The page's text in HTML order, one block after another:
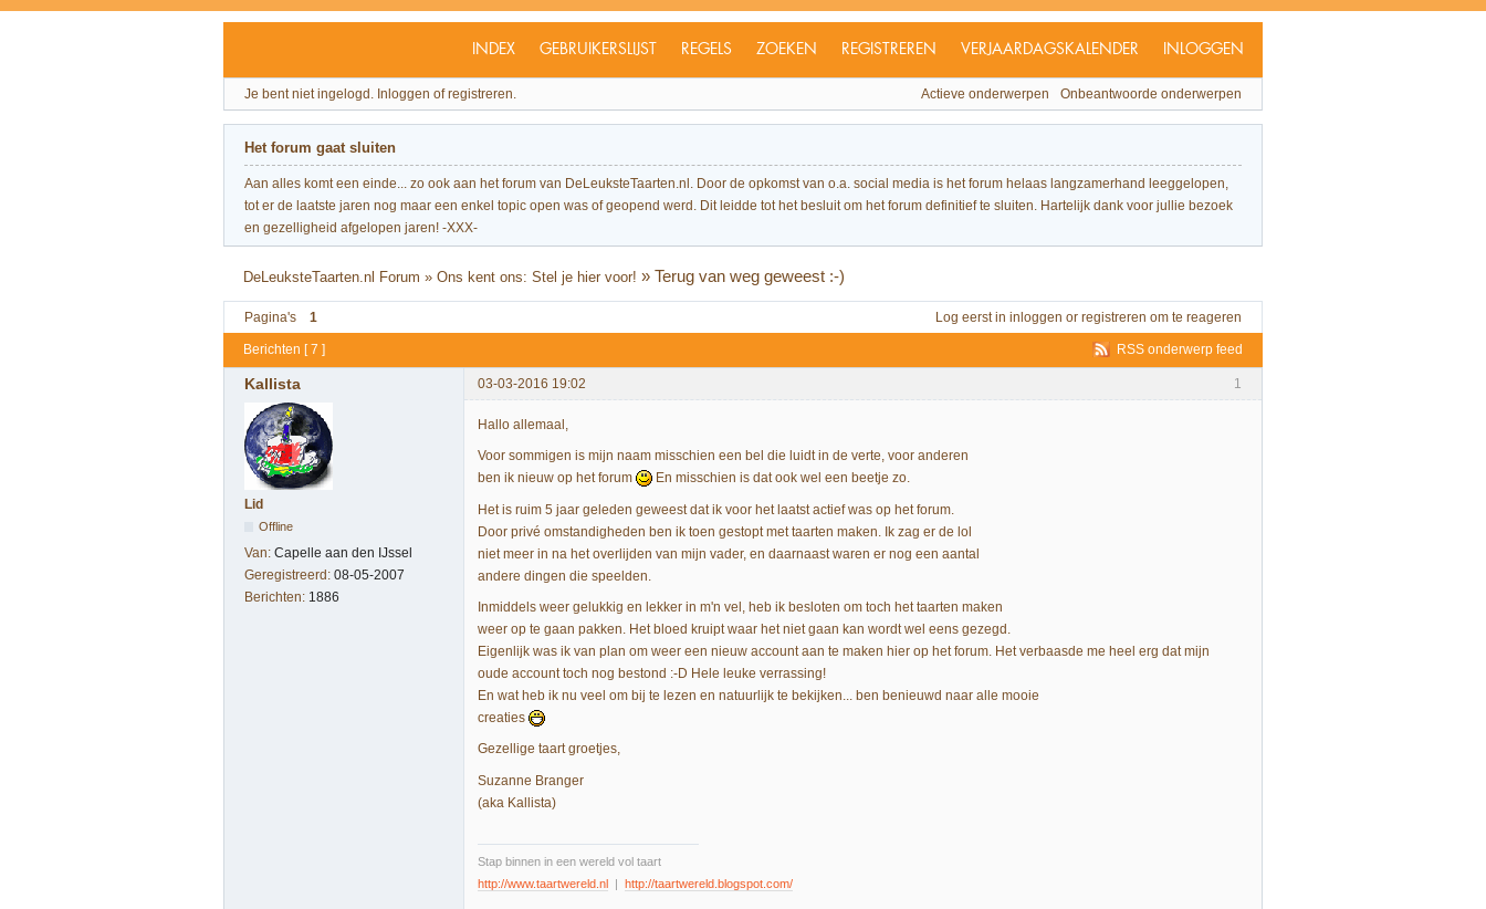
INDEX GEBRUIKERSLIJST REGELS ZOEKEN REGISTREREN VERJAARDAGSKALENDER INLOGGEN
Je bent niet ingelogd. Inloggen of registreren. Actieve onderwerpen Onbeantwoorde onderwerpen
Het forum gaat sluiten
Aan alles komt een einde... zo ook aan het forum van DeLeuksteTaarten.nl. Door de opkomst van o.a. social media is het forum helaas langzamerhand leeggelopen,
tot er de laatste jaren nog maar een enkel topic open was of geopend werd. Dit leidde tot het besluit om het forum definitief te sluiten. Hartelijk dank voor jullie bezoek
en gezelligheid afgelopen jaren! -XXX-
DeLeuksteTaarten.nl Forum »Ons kent ons: Stel je hier voor! »Terug van weg geweest :-)
Pagina's 1 Log eerst in inloggen or registreren om te reageren
RSS onderwerp feed
Berichten [ 7 ]
1
Kallista 03-03-2016 19:02
Lid
Offline
Van: Capelle aan den IJssel
Geregistreerd: 08-05-2007
Berichten: 1886
Hallo allemaal,
Voor sommigen is mijn naam misschien een bel die luidt in de verte, voor anderen
ben ik nieuw op het forum
En misschien is dat ook wel een beetje zo.
Het is ruim 5 jaar geleden geweest dat ik voor het laatst actief was op het forum.
Door privé omstandigheden ben ik toen gestopt met taarten maken. Ik zag er de lol
niet meer in na het overlijden van mijn vader, en daarnaast waren er nog een aantal
andere dingen die speelden.
Inmiddels weer gelukkig en lekker in m'n vel, heb ik besloten om toch het taarten maken
weer op te gaan pakken. Het bloed kruipt waar het niet gaan kan wordt wel eens gezegd.
Eigenlijk was ik van plan om weer een nieuw account aan te maken hier op het forum. Het verbaasde me heel erg dat mijn
oude account toch nog bestond :-D Hele leuke verrassing!
En wat heb ik nu veel om bij te lezen en natuurlijk te bekijken... ben benieuwd naar alle mooie
creaties
Gezellige taart groetjes,
Suzanne Branger
(aka Kallista)
Stap binnen in een wereld vol taart
http://www.taartwereld.nl
http://taartwereld.blogspot.com/